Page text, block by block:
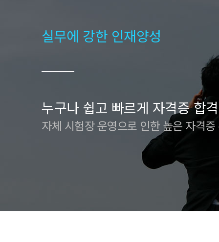
* 구로캠퍼스 훈련생 - [자체시험센터]전산세무회계(회
실무에 강한 인재양성
누구나 쉽고 빠르게 자격증 합
자체 시험장 운영으로 인한 높은 자격